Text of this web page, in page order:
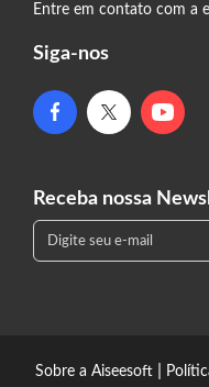
Entre em contato com a
Siga-nos
Receba nossa
Sobre a Aiseesoft